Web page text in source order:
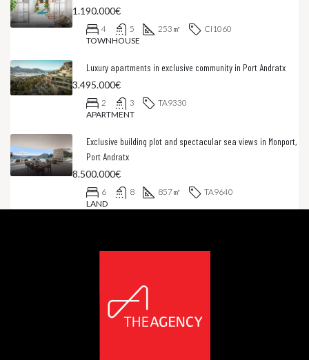
1.190.000€
4 5 253 ㎡
CI1060
TOWNHOUSE
Luxury apartments in exclusive community in Port Andratx
3.495.000€
2 3
TA9330
APARTMENT
Exclusive building plot and spectacular sea views in Monport,
Port Andratx
8.500.000€
6 8 857㎡
TA9640
LAND